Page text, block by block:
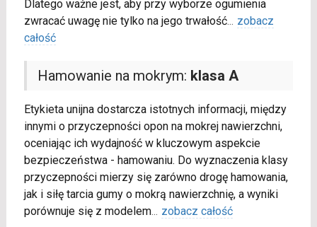
Dlatego ważne jest, aby przy wyborze ogumienia
zwracać uwagę nie tylko na jego trwałość... zobacz
całość
Hamowanie na mokrym: klasa A
Etykieta unijna dostarcza istotnych informacji, między
innymi o przyczepności opon na mokrej nawierzchni,
oceniając ich wydajność w kluczowym aspekcie
bezpieczeństwa - hamowaniu. Do wyznaczenia klasy
przyczepności mierzy się zarówno drogę hamowania,
jak i siłę tarcia gumy o mokrą nawierzchnię, a wyniki
porównuje się z modelem... zobacz całość